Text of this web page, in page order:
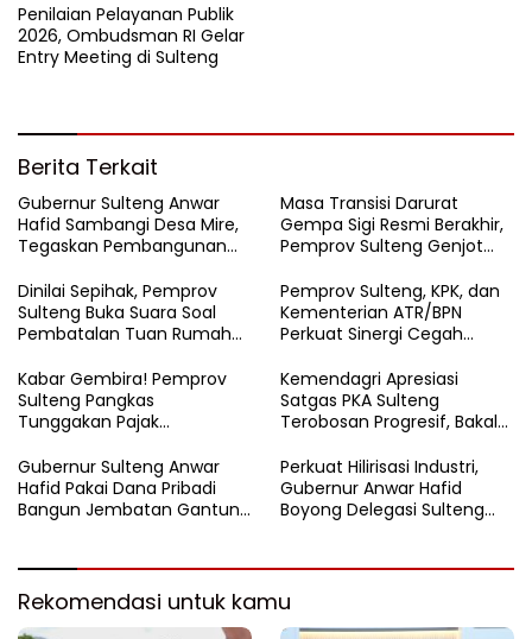
Penilaian Pelayanan Publik
2026, Ombudsman RI Gelar
Entry Meeting di Sulteng
Berita Terkait
Gubernur Sulteng Anwar
Hafid Sambangi Desa Mire,
Tegaskan Pembangunan
Touna
Masa Transisi Darurat
Gempa Sigi Resmi Berakhir,
Pemprov Sulteng Genjot
Dinilai Sepihak, Pemprov
Sulteng Buka Suara Soal
Pembatalan Tuan Rumah
Pemprov Sulteng, KPK, dan
Kementerian ATR/BPN
Perkuat Sinergi Cegah
Kabar Gembira! Pemprov
Sulteng Pangkas
Tunggakan Pajak
Persen
Kemendagri Apresiasi
Satgas PKA Sulteng
Terobosan Progresif, Bakal
Nasional
Gubernur Sulteng Anwar
Hafid Pakai Dana Pribadi
Bangun Jembatan Gantung
Perkuat Hilirisasi Industri,
Gubernur Anwar Hafid
Boyong Delegasi Sulteng
Rekomendasi untuk kamu